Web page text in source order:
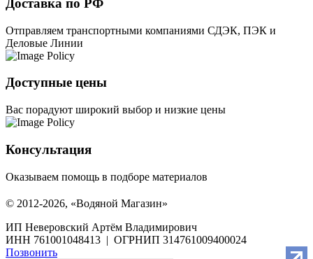
Доставка по РФ
Отправляем транспортными компаниями СДЭК, ПЭК и
Деловые Линии
Доступные цены
Вас порадуют широкий выбор и низкие цены
Консультация
Оказываем помощь в подборе материалов
© 2012-2026, «Водяной Магазин»
ИП Неверовский Артём Владимирович
ИНН 761001048413 | ОГРНИП 314761009400024
Позвонить